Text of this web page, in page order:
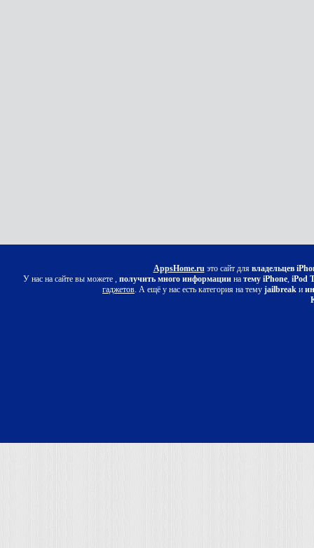
AppsHome.ruэто сайт для владельцев
У нас на сайте вы можете , получить много информациина тему iPhone,iPod
гаджетов. А ещё у нас есть категория на тему jailbreak и